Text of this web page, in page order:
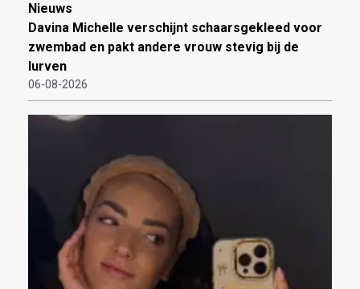
Nieuws
Davina Michelle verschijnt schaarsgekleed voor
zwembad en pakt andere vrouw stevig bij de
lurven
06-08-2026